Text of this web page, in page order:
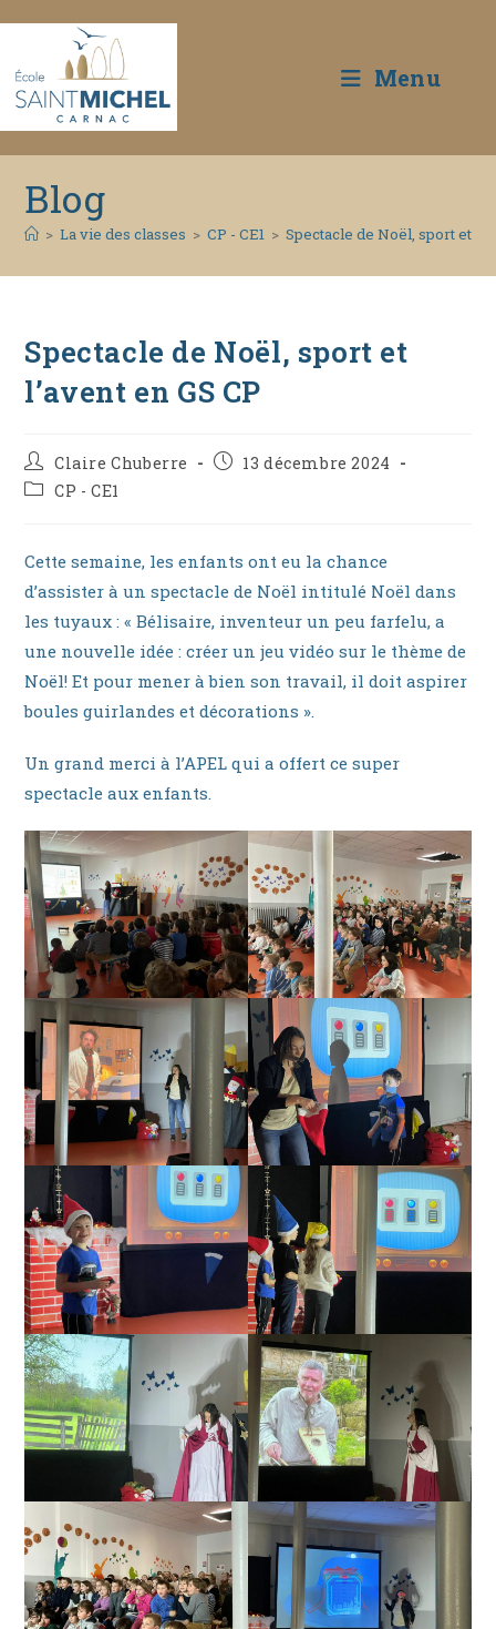
content
Menu
Blog
> La vie des classes > CP - CE1 > Spectacle de Noël, sport et
Spectacle de Noël, sport et
l’avent en GS CP
Auteur/autrice
de
la
Claire Chuberre
Publication
13 décembre 2024
PostCP - CE1
Cette semaine, les enfants ont eu la chance
d’assister à un spectacle de Noël intitulé Noël dans
les tuyaux : « Bélisaire, inventeur un peu farfelu, a
une nouvelle idée : créer un jeu vidéo sur le thème de
Noël! Et pour mener à bien son travail, il doit aspirer
boules guirlandes et décorations ».
Un grand merci à l’APEL qui a offert ce super
spectacle aux enfants.